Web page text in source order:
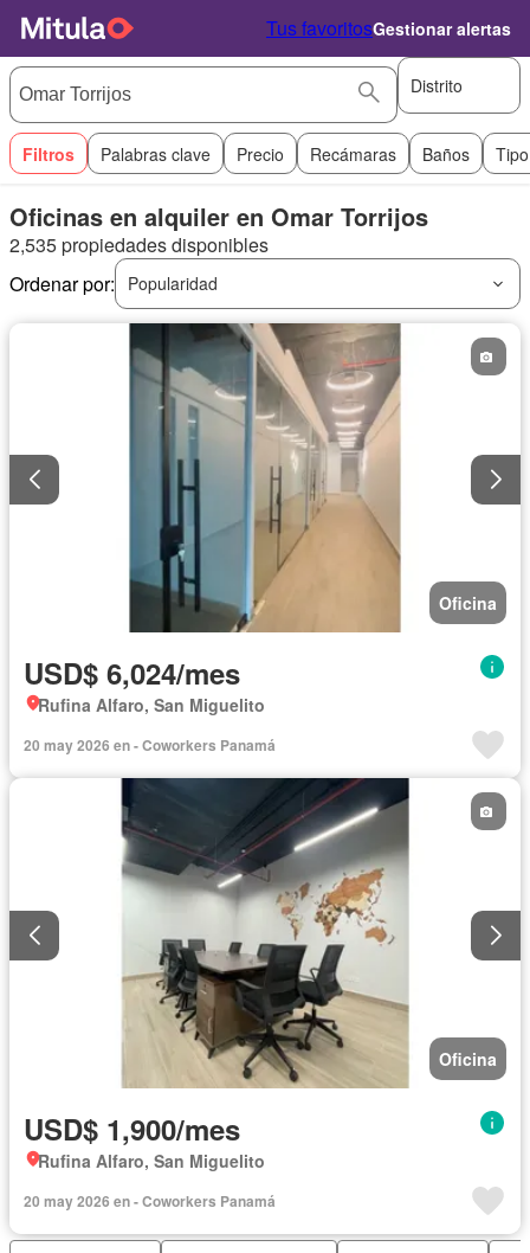
Tus favoritosGestionar alertas
Distrito
Filtros Palabras clave Precio Recámaras Baños
Oficinas en alquiler en Omar Torrijos
2,535 propiedades disponibles
Ordenar por:
Popularidad
Oficina
USD$ 6,024/mes
Rufina Alfaro, San Miguelito
20 may 2026 en - Coworkers Panamá
Oficina
USD$ 1,900/mes
Rufina Alfaro, San Miguelito
20 may 2026 en - Coworkers Panamá